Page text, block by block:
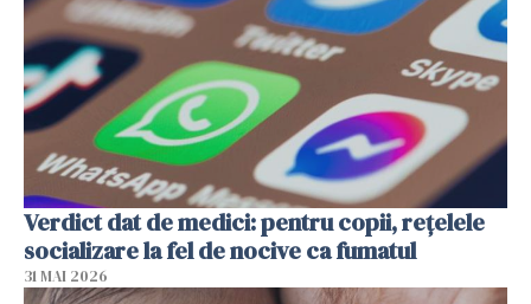
Verdict dat de medici: pentru copii, rețelele
socializare la fel de nocive ca fumatul
31 MAI 2026